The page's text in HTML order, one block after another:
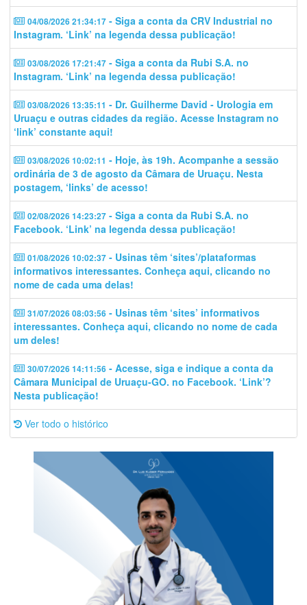
04/08/2026 21:34:17 - Siga a conta da CRV Industrial no
Instagram. ‘Link’ na legenda dessa publicação!
03/08/2026 17:21:47 - Siga a conta da Rubi S.A. no
Instagram. ‘Link’ na legenda dessa publicação!
03/08/2026 13:35:11 - Dr. Guilherme David - Urologia em
Uruaçu e outras cidades da região. Acesse Instagram no
‘link’ constante aqui!
03/08/2026 10:02:11 - Hoje, às 19h. Acompanhe a sessão
ordinária de 3 de agosto da Câmara de Uruaçu. Nesta
postagem, ‘links’ de acesso!
02/08/2026 14:23:27 - Siga a conta da Rubi S.A. no
Facebook. ‘Link’ na legenda dessa publicação!
01/08/2026 10:02:37 - Usinas têm ‘sites’/plataformas
informativos interessantes. Conheça aqui, clicando no
nome de cada uma delas!
31/07/2026 08:03:56 - Usinas têm ‘sites’ informativos
interessantes. Conheça aqui, clicando no nome de cada
um deles!
30/07/2026 14:11:56 - Acesse, siga e indique a conta da
Câmara Municipal de Uruaçu-GO. no Facebook. ‘Link’?
Nesta publicação!
Ver todo o histórico